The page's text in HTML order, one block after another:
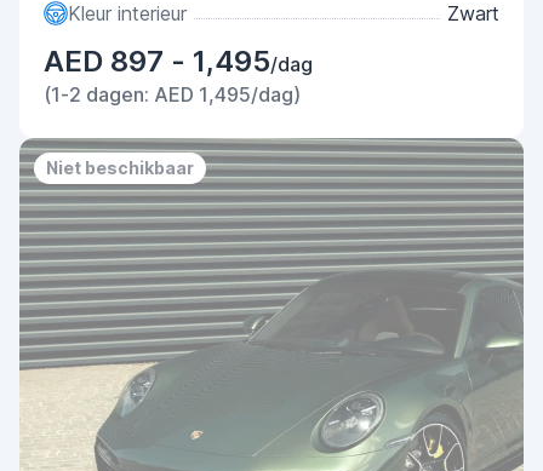
Kleur interieur
Zwart
AED 897 - 1,495/dag
(1-2 dagen: AED 1,495/dag)
Niet beschikbaar